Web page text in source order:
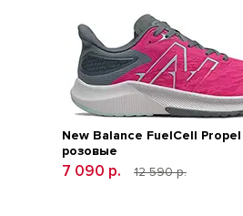
New Balance FuelCell Propel
розовые
7 090 р. 12 590 р.